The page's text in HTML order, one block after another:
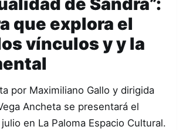
que explora el
vínculos y y la
por Maximiliano Gallo y dirigida
Ancheta se presentará el
en La Paloma Espacio Cultural.